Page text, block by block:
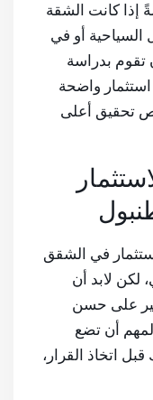
إذا كانت الشقة
أو في
تقوم بدراسة
استثمار واضحة
تحقيق أعلى
في الشقق
لكن لابد أن
على حسن
أن تضع
اتخاذ القرار،